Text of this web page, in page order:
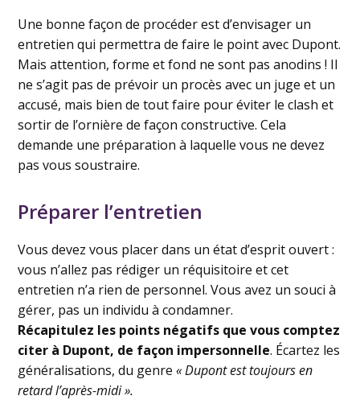
Une bonne façon de procéder est d’envisager un
entretien qui permettra de faire le point avec Dupont.
Mais attention, forme et fond ne sont pas anodins ! Il
ne s’agit pas de prévoir un procès avec un juge et un
accusé, mais bien de tout faire pour éviter le clash et
sortir de l’ornière de façon constructive. Cela
demande une préparation à laquelle vous ne devez
pas vous soustraire.
Préparer l’entretien
Vous devez vous placer dans un état d’esprit ouvert :
vous n’allez pas rédiger un réquisitoire et cet
entretien n’a rien de personnel. Vous avez un souci à
gérer, pas un individu à condamner.
Récapitulez les points négatifs que vous comptez
citer à Dupont, de façon impersonnelle. Écartez les
généralisations, du genre« Dupont est toujours en
retard l’après-midi ».